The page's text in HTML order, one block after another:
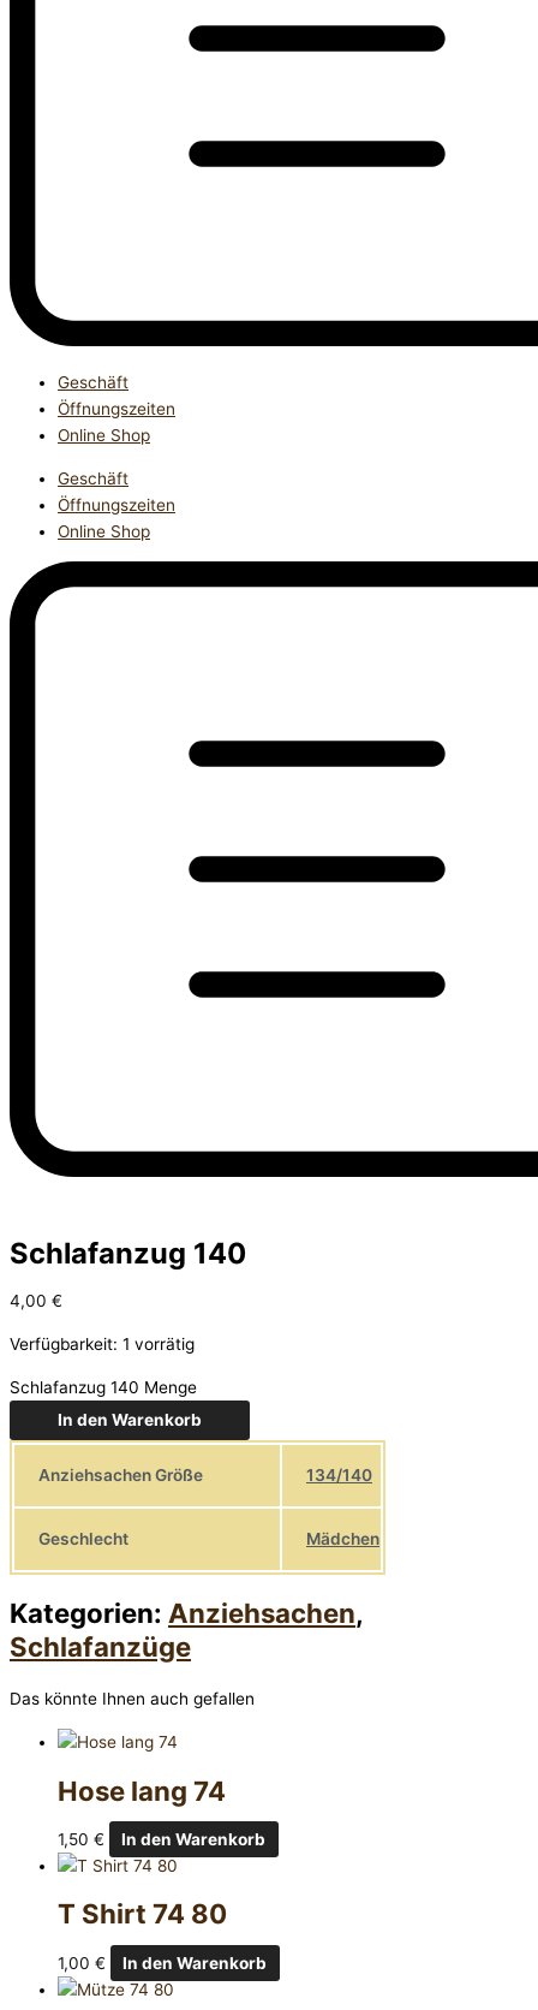
Geschäft
Öffnungszeiten
Online Shop
Geschäft
Öffnungszeiten
Online Shop
Schlafanzug 140
4,00 €
Verfügbarkeit: 1 vorrätig
Schlafanzug 140 Menge
In den Warenkorb
Anziehsachen Größe 134/140
Geschlecht Mädchen
Kategorien: Anziehsachen,
Schlafanzüge
Das könnte Ihnen auch gefallen
Hose lang 74
1,50 € In den Warenkorb
T Shirt 74 80
1,00 € In den Warenkorb